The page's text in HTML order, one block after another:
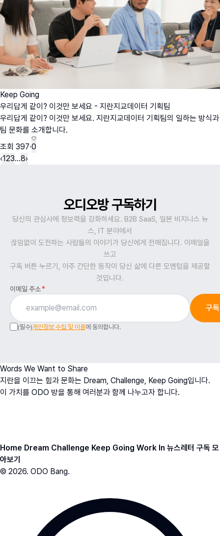
Keep Going
우리답게 같이? 이것만 보세요 - 지란지교데이터 기획팀
우리답게 같이? 이것만 보세요. 지란지교데이터 기획팀의 일하는 방식과
팀 문화를 소개합니다.
조회 397·0
‹123…8›
오디오방 구독하기
당신의 관심사에 정보력을 강화하세요. B2B SaaS, 일본 비지니스 뉴
스, IT 분야에서
끊임없이 도전하는 사람들의 이야기가 당신에게 전해집니다. 이메일을
쓰고
구독 버튼 누르기, 아주 간단한 동작이 당신 삶에 다른 모멘텀을 제공할
것입니다.
이메일 주소*
구
(필수)개인정보 수집 및 이용에 동의합니다.
Words We Want to Share
지란을 이끄는 힘과 문화는 Dream, Challenge, Keep Going입니다.
이 가치를 ODO 방을 통해 여러분과 함께 나누고자 합니다.
Home Dream Challenge Keep Going Work In 뉴스레터 구독 모
아보기
© 2026. ODO Bang.